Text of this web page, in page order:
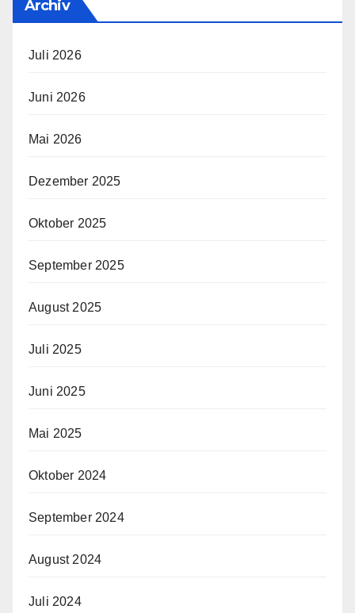
Archiv
Juli 2026
Juni 2026
Mai 2026
Dezember 2025
Oktober 2025
September 2025
August 2025
Juli 2025
Juni 2025
Mai 2025
Oktober 2024
September 2024
August 2024
Juli 2024